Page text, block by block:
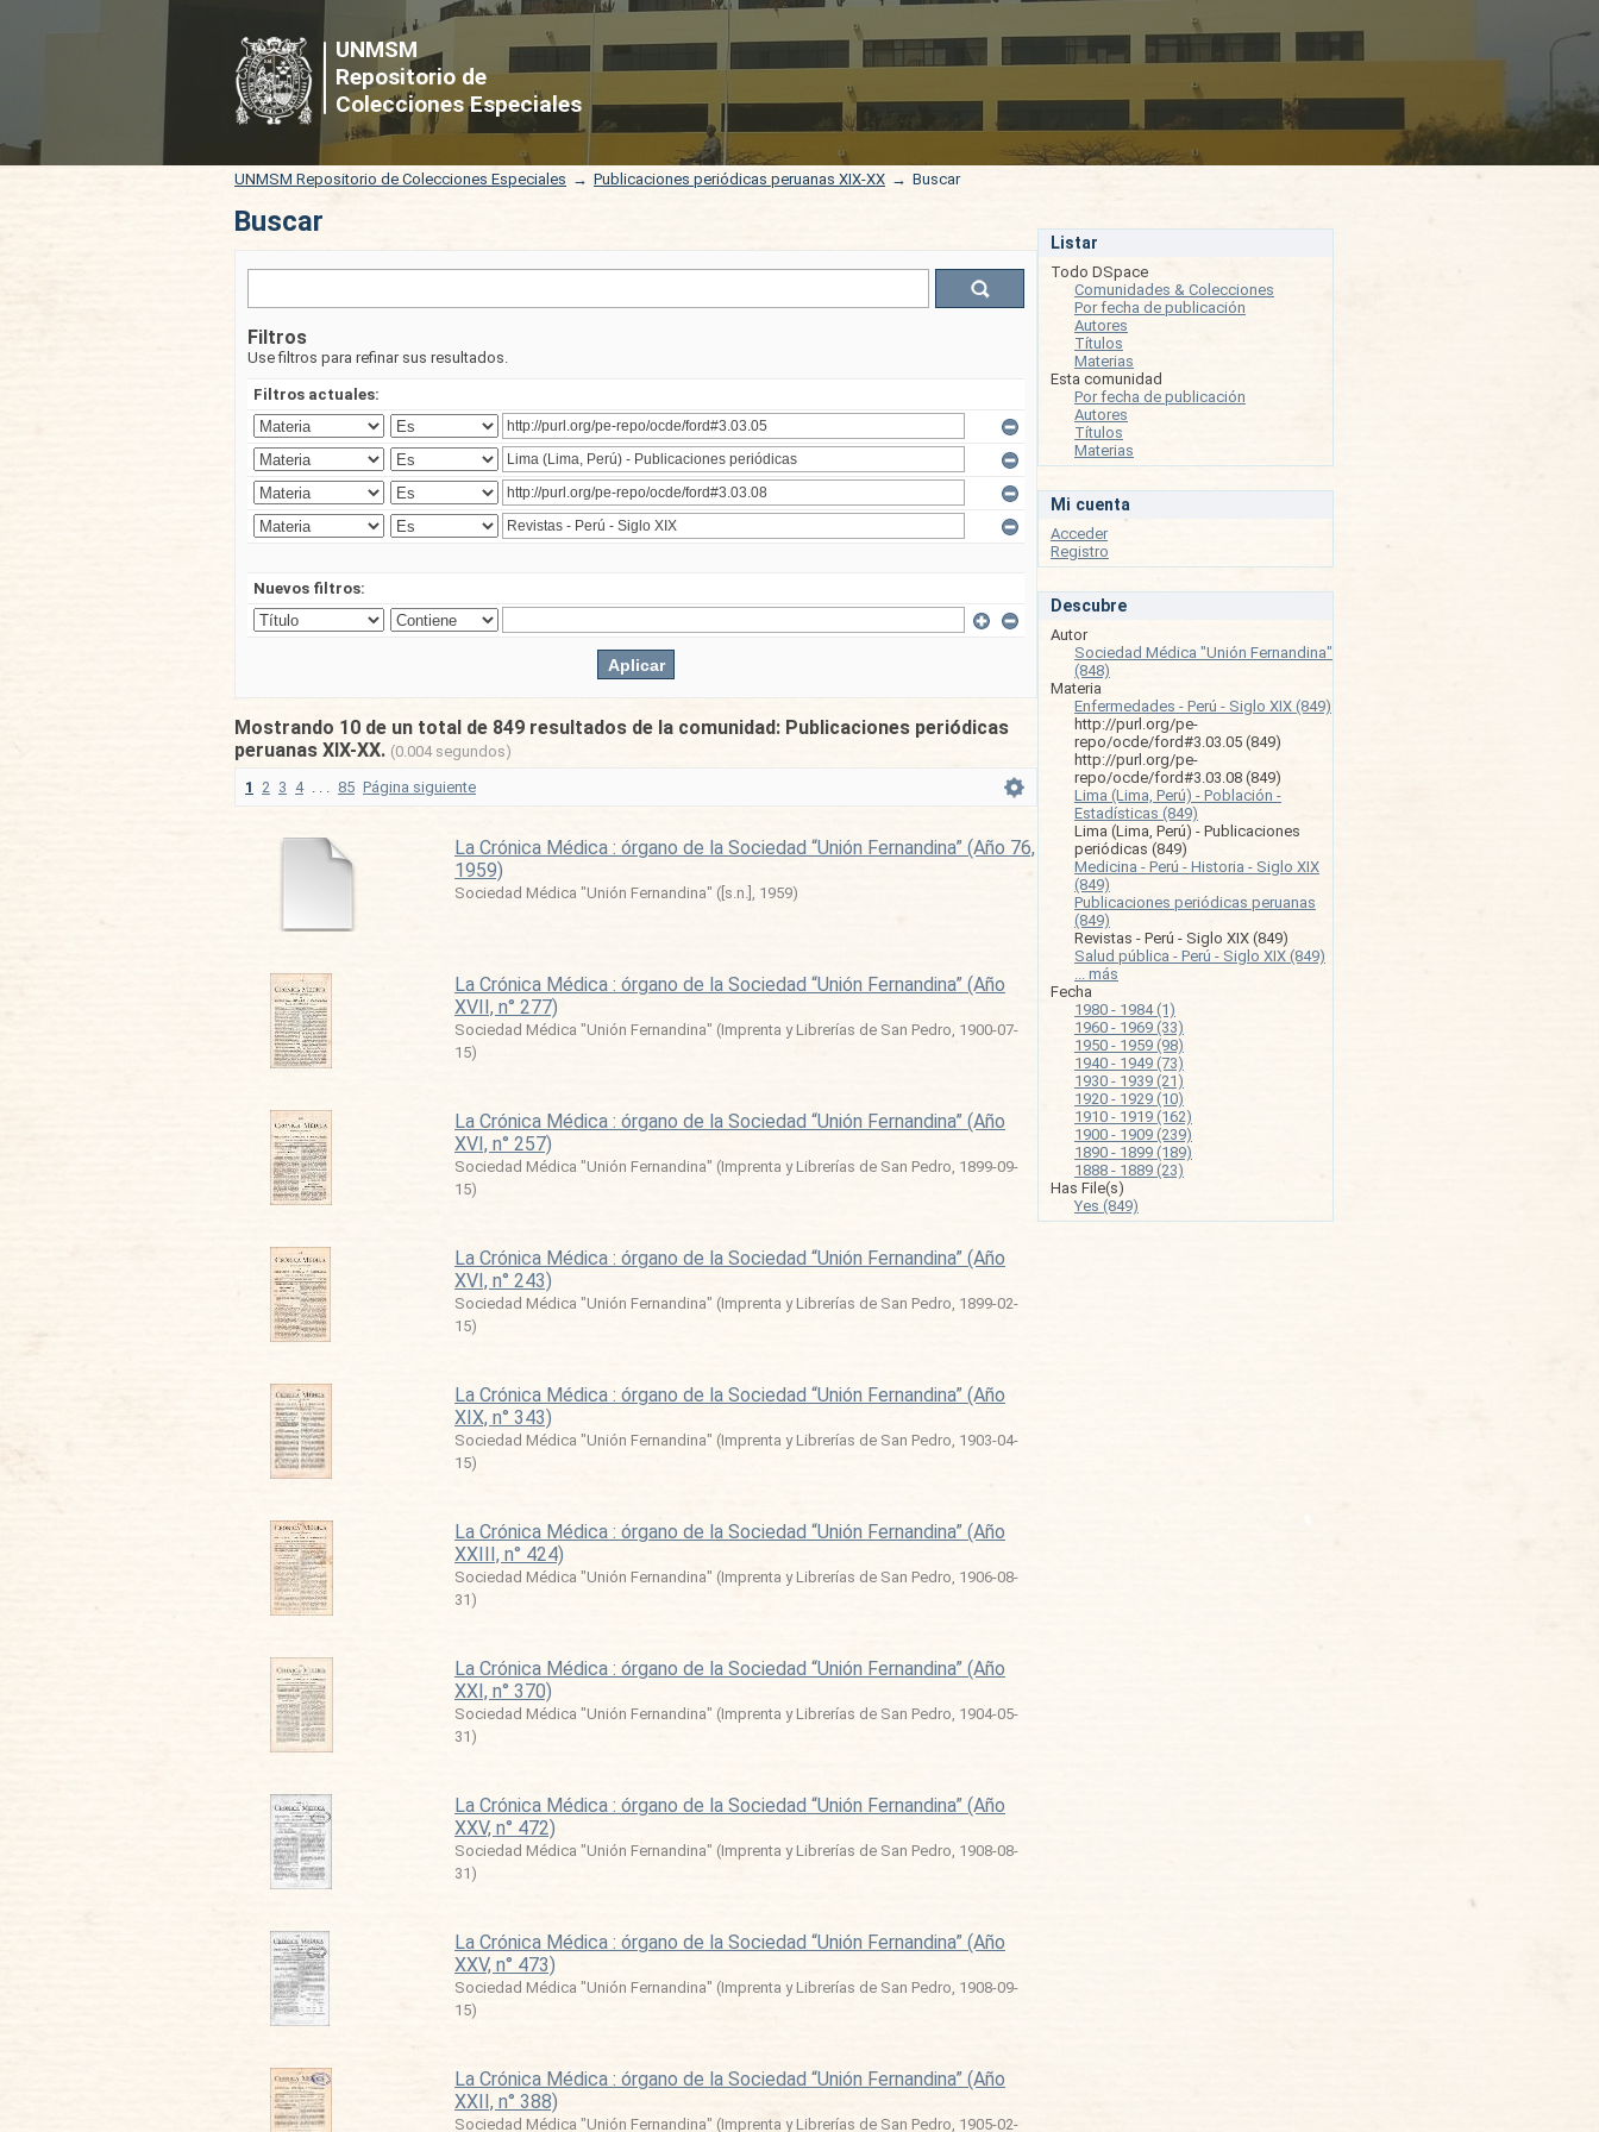
UNMSM
Repositorio de
Colecciones Especiales
Buscar
UNMSM Repositorio de Colecciones Especiales → Publicaciones periódicas peruanas XIX-XX → Buscar
Buscar
Filtros
Use filtros para refinar sus resultados.
Filtros actuales:
Nuevos filtros:
Mostrando 10 de un total de 849 resultados de la comunidad: Publicaciones periódicas
peruanas XIX-XX. (0.004 segundos)
1 2 3 4 . . . 85 Página siguiente
La Crónica Médica : órgano de la Sociedad “Unión Fernandina” (Año 76,
1959)
Sociedad Médica "Unión Fernandina" ( [s.n.] , 1959)
La Crónica Médica : órgano de la Sociedad “Unión Fernandina” (Año
XVII, n° 277)
Sociedad Médica "Unión Fernandina" (Imprenta y Librerías de San Pedro, 1900-07-
15)
La Crónica Médica : órgano de la Sociedad “Unión Fernandina” (Año
XVI, n° 257)
Sociedad Médica "Unión Fernandina" (Imprenta y Librerías de San Pedro, 1899-09-
15)
La Crónica Médica : órgano de la Sociedad “Unión Fernandina” (Año
XVI, n° 243)
Sociedad Médica "Unión Fernandina" (Imprenta y Librerías de San Pedro, 1899-02-
15)
La Crónica Médica : órgano de la Sociedad “Unión Fernandina” (Año
XIX, n° 343)
Sociedad Médica "Unión Fernandina" (Imprenta y Librerías de San Pedro, 1903-04-
15)
La Crónica Médica : órgano de la Sociedad “Unión Fernandina” (Año
XXIII, n° 424)
Sociedad Médica "Unión Fernandina" (Imprenta y Librerías de San Pedro, 1906-08-
31 )
La Crónica Médica : órgano de la Sociedad “Unión Fernandina” (Año
XXI, n° 370)
Sociedad Médica "Unión Fernandina" (Imprenta y Librerías de San Pedro, 1904-05-
31 )
La Crónica Médica : órgano de la Sociedad “Unión Fernandina” (Año
XXV, n° 472)
Sociedad Médica "Unión Fernandina" (Imprenta y Librerías de San Pedro, 1908-08-
31 )
La Crónica Médica : órgano de la Sociedad “Unión Fernandina” (Año
XXV, n° 473)
Sociedad Médica "Unión Fernandina" (Imprenta y Librerías de San Pedro, 1908-09-
15)
La Crónica Médica : órgano de la Sociedad “Unión Fernandina” (Año
XXII, n° 388)
Sociedad Médica "Unión Fernandina" (Imprenta y Librerías de San Pedro, 1905-02-
Listar
Todo DSpace
Comunidades & Colecciones
Por fecha de publicación
Autores
Títulos
Materias
Esta comunidad
Por fecha de publicación
Autores
Títulos
Materias
Mi cuenta
Acceder
Registro
Descubre
Autor
Sociedad Médica "Unión Fernandina"
(848)
Materia
Enfermedades - Perú - Siglo XIX (849)
http://purl.org/pe-
repo/ocde/ford#3.03.05 (849)
http://purl.org/pe-
repo/ocde/ford#3.03.08 (849)
Lima (Lima, Perú) - Población -
Estadísticas (849)
Lima (Lima, Perú) - Publicaciones
periódicas (849)
Medicina - Perú - Historia - Siglo XIX
(849)
Publicaciones periódicas peruanas
(849)
Revistas - Perú - Siglo XIX (849)
Salud pública - Perú - Siglo XIX (849)
... más
Fecha
1980 - 1984 (1)
1960 - 1969 (33)
1950 - 1959 (98)
1940 - 1949 (73)
1930 - 1939 (21)
1920 - 1929 (10)
1910 - 1919 (162)
1900 - 1909 (239)
1890 - 1899 (189)
1888 - 1889 (23)
Has File(s)
Yes (849)